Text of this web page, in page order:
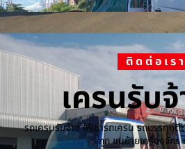
ติดต่อเรา
เครนรับ
รถเครนรับจ้าง ให้เช่ารถเครน รถบรรทุก
ถูก ขนย้ายเครื่องจัก